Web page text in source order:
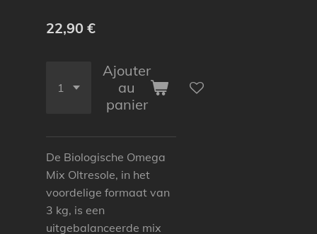
22,90 €
Ajouter
au
panier
De Biologische Omega
Mix Oltresole, in het
voordelige formaat van
3 kg, is een
uitgebalanceerde mix